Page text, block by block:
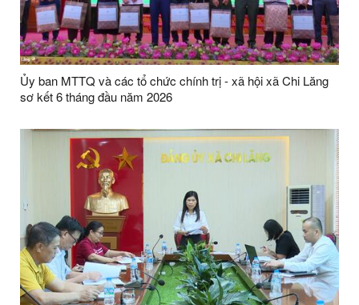
Ủy ban MTTQ và các tổ chức chính trị - xã hội xã Chi Lăng
sơ kết 6 tháng đầu năm 2026